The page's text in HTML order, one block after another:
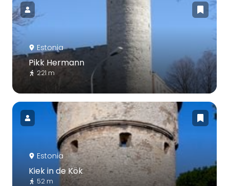
Estonia
Pikk Hermann
221 m
Estonia
Kiek in de Kök
52 m